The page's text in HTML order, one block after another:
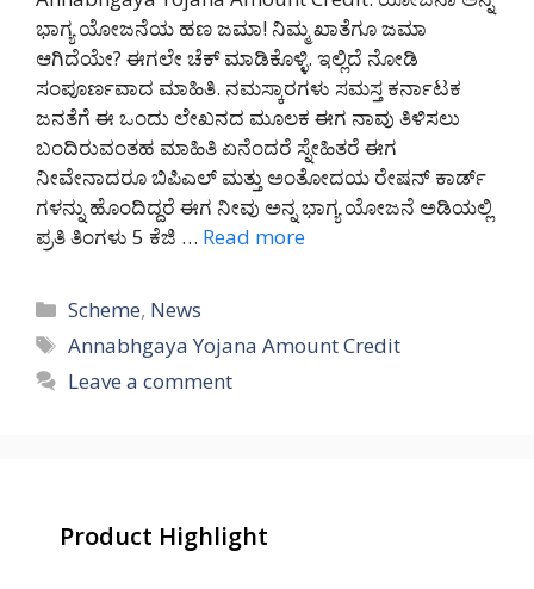
ಭಾಗ್ಯ ಯೋಜನೆಯ ಹಣ ಜಮಾ! ನಿಮ್ಮ ಖಾತೆಗೂ ಜಮಾ
ಆಗಿದೆಯೇ? ಈಗಲೇ ಚೆಕ್ ಮಾಡಿಕೊಳ್ಳಿ. ಇಲ್ಲಿದೆ ನೋಡಿ
ಸಂಪೂರ್ಣವಾದ ಮಾಹಿತಿ. ನಮಸ್ಕಾರಗಳು ಸಮಸ್ತ ಕರ್ನಾಟಕ
ಜನತೆಗೆ ಈ ಒಂದು ಲೇಖನದ ಮೂಲಕ ಈಗ ನಾವು ತಿಳಿಸಲು
ಬಂದಿರುವಂತಹ ಮಾಹಿತಿ ಏನೆಂದರೆ ಸ್ನೇಹಿತರೆ ಈಗ
ನೀವೇನಾದರೂ ಬಿಪಿಎಲ್ ಮತ್ತು ಅಂತೋದಯ ರೇಷನ್ ಕಾರ್ಡ್
ಗಳನ್ನು ಹೊಂದಿದ್ದರೆ ಈಗ ನೀವು ಅನ್ನ ಭಾಗ್ಯ ಯೋಜನೆ ಅಡಿಯಲ್ಲಿ
ಪ್ರತಿ ತಿಂಗಳು 5 ಕೆಜಿ … Read more
Categories
Scheme, News
Tags
Annabhgaya Yojana Amount Credit
Leave a comment
Product Highlight